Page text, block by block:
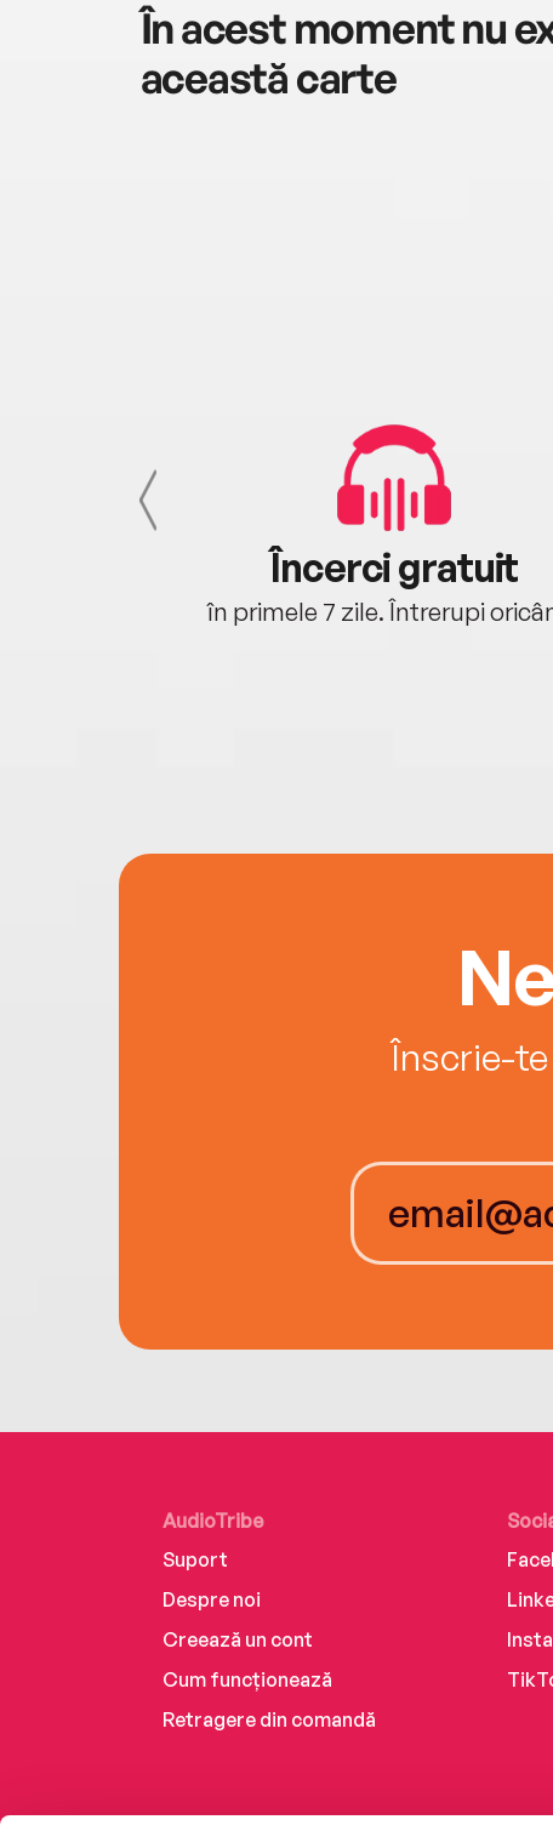
În acest moment nu
această carte
Încerci gratuit
în primele 7 zile. Întrerupi
Înscrie-
AudioTribe
Suport
Despre noi
Creează un cont
Cum funcționează
Retragere din comandă